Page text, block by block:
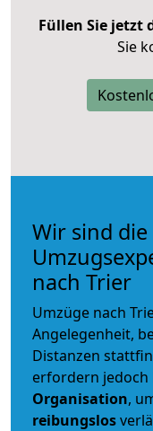
Füllen Sie jetzt
Sie
Wir sind die
nach Trier
Umzüge nach
Angelegenheit,
Distanzen
erfordern jedoch
Organisation,
reibungslos